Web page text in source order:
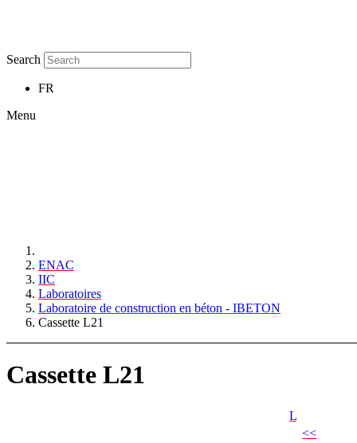
Search
FR
Menu
ENAC
IIC
Laboratoires
Laboratoire de construction en béton - IBETON
Cassette L21
Cassette L21
L
<<